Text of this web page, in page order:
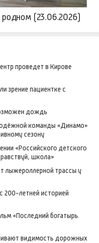
родном (23.06.2026)
проведет в Кирове
зрение пациентке с
дождь
команды «Динамо»
сезону
«Российского детского
школа»
лыжероллерной трассы у
200-летней историей
«Последний богатырь.
видимость дорожных